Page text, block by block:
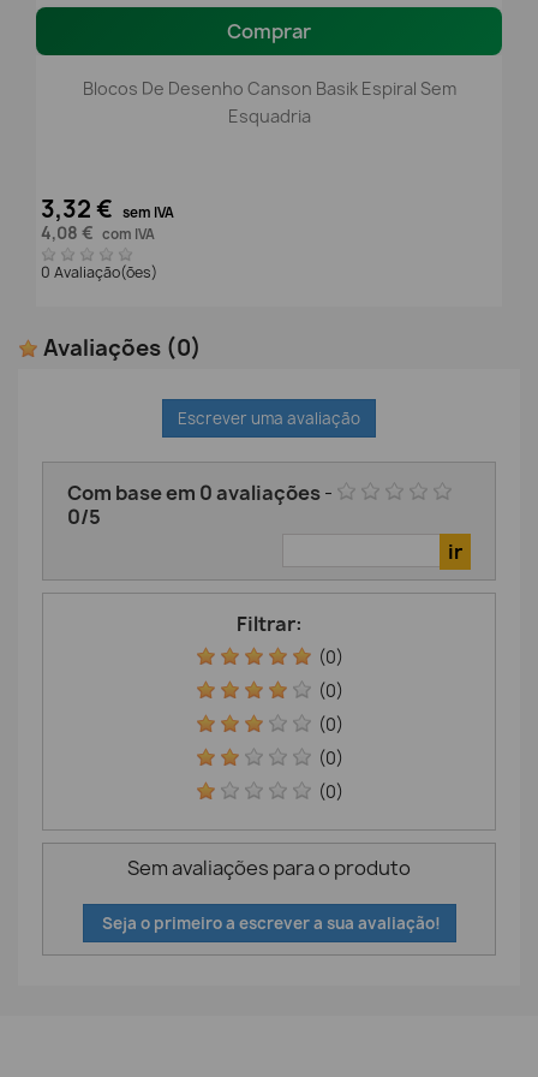
Comprar
Blocos De Desenho Canson Basik Espiral Sem
Esquadria
3,32 € sem IVA
4,08 € com IVA
0 Avaliação(ões)
Avaliações (0)
Escrever uma avaliação
Com base em 0avaliações-
0/5
Filtrar:
(0)
(0)
(0)
(0)
(0)
Sem avaliações para o produto
Seja o primeiro a escrever a sua avaliação!